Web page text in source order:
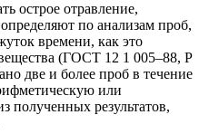
острое отравление,
по анализам проб,
времени, как это
(ГОСТ 12 1 005–88, Р
две и более проб в течение
или
полученных результатов,